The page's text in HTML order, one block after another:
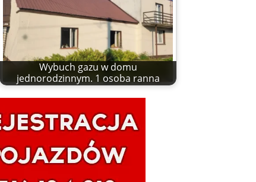
Wybuch gazu w domu
jednorodzinnym. 1 osoba ranna